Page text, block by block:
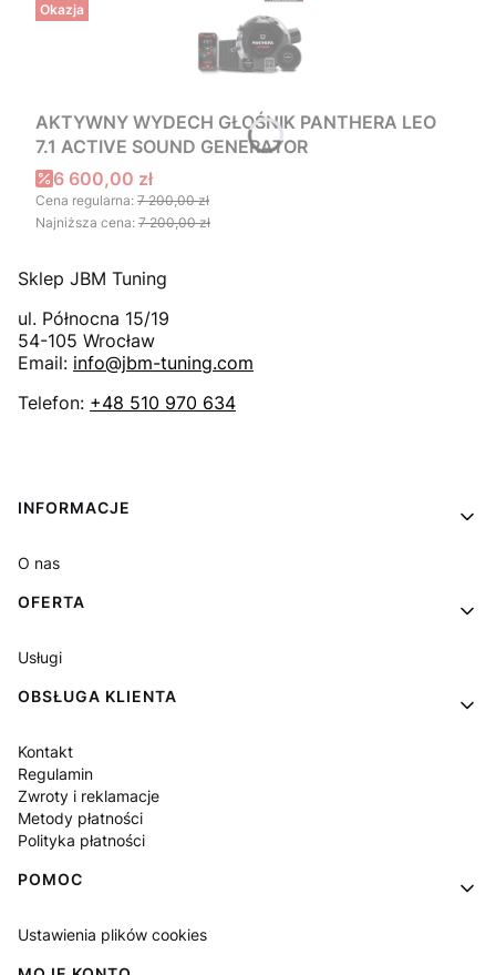
Okazja
AKTYWNY WYDECH GŁOŚNIK PANTHERA LEO
7.1 ACTIVE SOUND GENERATOR
Cena promocyjna
6 600,00 zł
Cena regularna: 7 200,00 zł
Najniższa cena: 7 200,00 zł
Sklep JBM Tuning
ul. Północna 15/19
54-105 Wrocław
Email: info@jbm-tuning.com
Telefon: +48 510 970 634
Linki w stopce
INFORMACJE
O nas
OFERTA
Usługi
OBSŁUGA KLIENTA
Kontakt
Regulamin
Zwroty i reklamacje
Metody płatności
Polityka płatności
POMOC
Ustawienia plików cookies